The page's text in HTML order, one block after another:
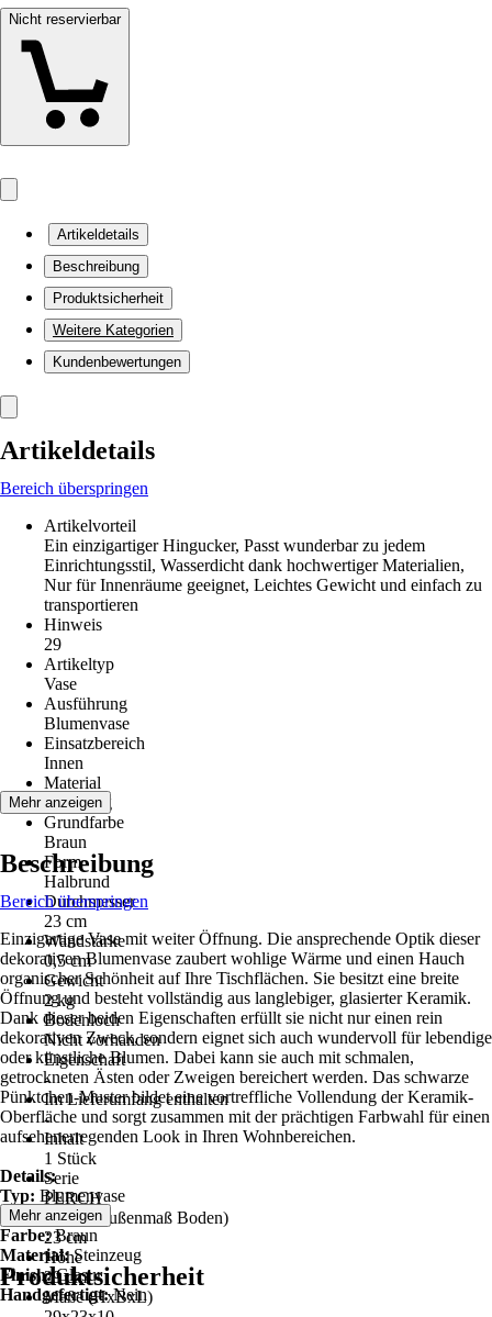
Nicht reservierbar
Artikeldetails
Beschreibung
Produktsicherheit
Weitere Kategorien
Kundenbewertungen
Artikeldetails
Bereich überspringen
Artikelvorteil
Ein einzigartiger Hingucker, Passt wunderbar zu jedem
Einrichtungsstil, Wasserdicht dank hochwertiger Materialien,
Nur für Innenräume geeignet, Leichtes Gewicht und einfach zu
transportieren
Hinweis
29
Artikeltyp
Vase
Ausführung
Blumenvase
Einsatzbereich
Innen
Material
Steinzeug
Grundfarbe
Braun
Form
Halbrund
Durchmesser
23 cm
Wandstärke
0,5 cm
Gewicht
2 kg
Bodenloch
Nicht vorhanden
Eigenschaft
-
Im Lieferumfang enthalten
-
Inhalt
1 Stück
Serie
PERCH
Breite (Außenmaß Boden)
23 cm
Höhe
29 cm
Maße (HxBxL)
Mehr anzeigen
Beschreibung
Bereich überspringen
Einzigartige Vase mit weiter Öffnung. Die ansprechende Optik dieser
dekorativen Blumenvase zaubert wohlige Wärme und einen Hauch
organischer Schönheit auf Ihre Tischflächen. Sie besitzt eine breite
Öffnung und besteht vollständig aus langlebiger, glasierter Keramik.
Dank dieser beiden Eigenschaften erfüllt sie nicht nur einen rein
dekorativen Zweck, sondern eignet sich auch wundervoll für lebendige
oder künstliche Blumen. Dabei kann sie auch mit schmalen,
getrockneten Ästen oder Zweigen bereichert werden. Das schwarze
Pünktchen-Muster bildet eine vortreffliche Vollendung der Keramik-
Oberfläche und sorgt zusammen mit der prächtigen Farbwahl für einen
aufsehenerregenden Look in Ihren Wohnbereichen.
Details:
Typ: Blumenvase
Stil:Retro
Farbe:Braun
Material:Steinzeug
Finish:Glasur
Handgefertigt:Nein
Mehr anzeigen
Produktsicherheit